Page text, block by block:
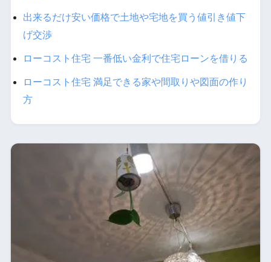
出来るだけ安い価格で土地や宅地を買う値引き値下
げ交渉
ローコスト住宅 一番低い金利で住宅ローンを借りる
ローコスト住宅 満足できる家や間取りや図面の作り
方